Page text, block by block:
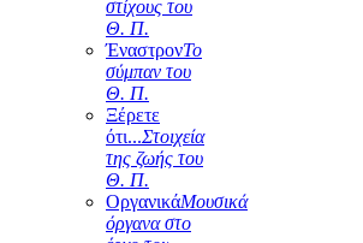
στίχους του
Θ. Π.
ΈναστρονΤο
σύμπαν του
Θ. Π.
Ξέρετε
ότι...Στοιχεία
της ζωής του
Θ. Π.
ΟργανικάΜουσικά
όργανα στο